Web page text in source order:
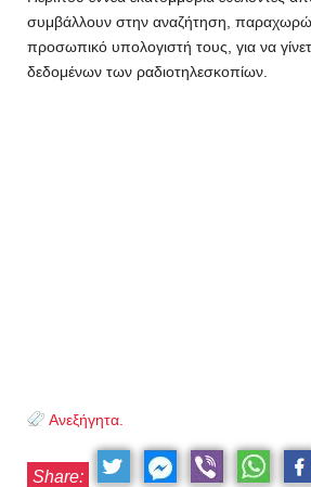
συμβάλλουν στην αναζήτηση,
προσωπικό υπολογιστή τους, για να
δεδομένων των ραδιοτηλεσκοπίων.
Ανεξήγητα.
Share: